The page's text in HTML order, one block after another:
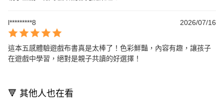
l*********8 2026/07/16
這本五感體驗遊戲布書真是太棒了！色彩鮮豔，內容有趣，讓孩子
在遊戲中學習，絕對是親子共讀的好選擇！
🔻 其他人也在看